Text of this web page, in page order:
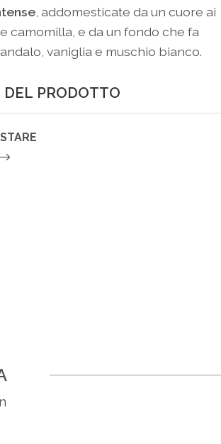
, addomesticate da un cuore ai
camomilla, e da un fondo che fa
vaniglia e muschio bianco.
DEL PRODOTTO